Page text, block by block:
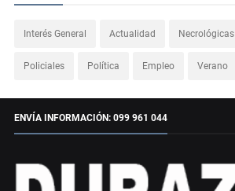
Interés General Actualidad Necrológicas
Policiales Política Empleo Verano
ENVÍA INFORMACIÓN: 099 961 044